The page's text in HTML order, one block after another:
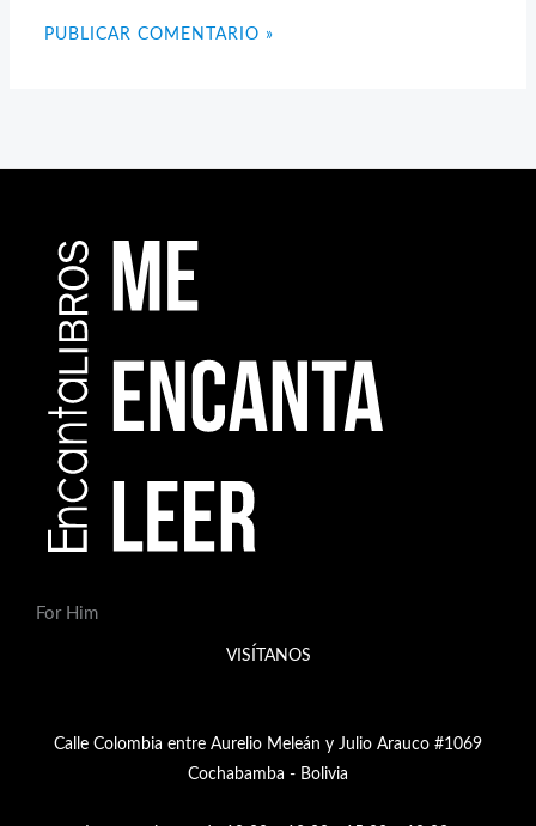
For Him
VISÍTANOS
Calle Colombia entre Aurelio Meleán y Julio Arauco #1069
Cochabamba - Bolivia